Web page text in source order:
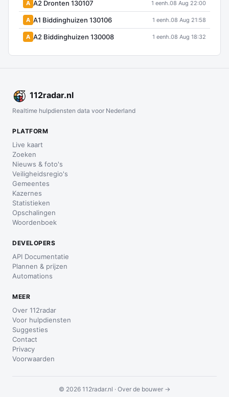
A A2 Dronten 130107 1 eenh.08 Aug 22:00
A A1 Biddinghuizen 130106 1 eenh.08 Aug 21:58
A A2 Biddinghuizen 130008 1 eenh.08 Aug 18:32
112radar.nl
Realtime hulpdiensten data voor Nederland
PLATFORM
Live kaart
Zoeken
Nieuws & foto's
Veiligheidsregio's
Gemeentes
Kazernes
Statistieken
Opschalingen
Woordenboek
DEVELOPERS
API Documentatie
Plannen & prijzen
Automations
MEER
Over 112radar
Voor hulpdiensten
Suggesties
Contact
Privacy
Voorwaarden
© 2026 112radar.nl · Over de bouwer →